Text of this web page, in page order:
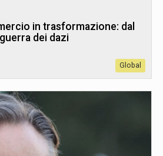
in trasformazione: dal
dei dazi
Global